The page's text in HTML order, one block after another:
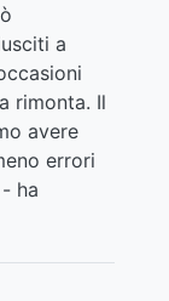
a
rimonta. Il
avere
errori
ha